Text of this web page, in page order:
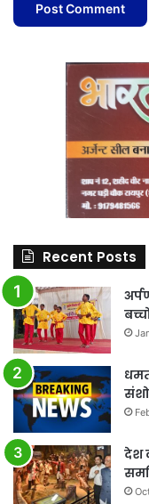
Recent Posts
देश